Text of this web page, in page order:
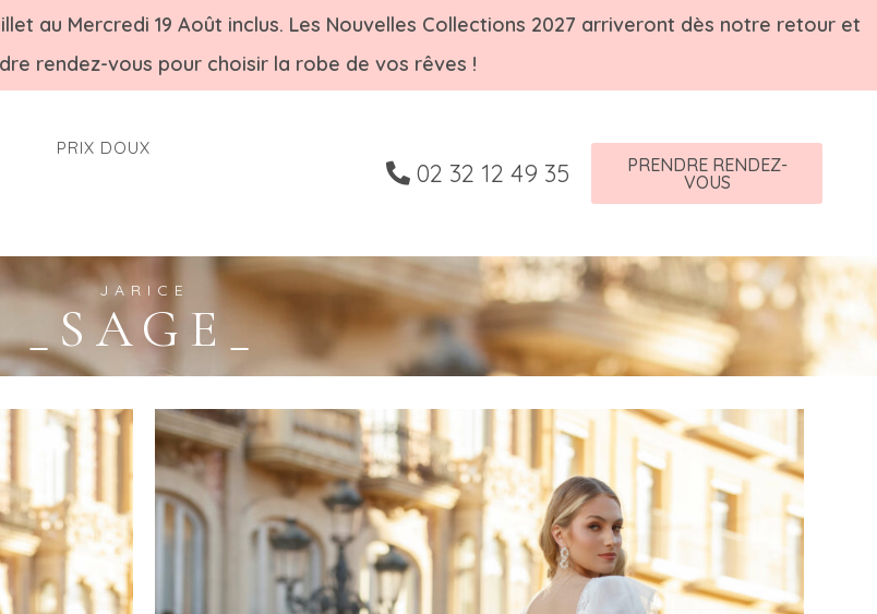
au Mercredi 19 Août inclus. Les Nouvelles Collections 2027 arriveront dès notre retour et
rendez-vous pour choisir la robe de vos rêves !
PRIX DOUX
02 32 12 49 35
PRENDRE RENDEZ-
VOUS
JARICE
_SAGE_